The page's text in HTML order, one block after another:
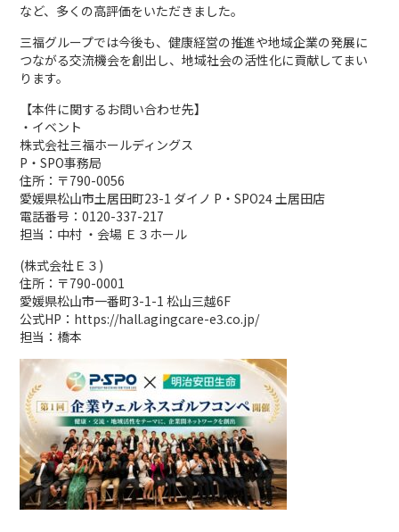
など、多くの高評価をいただきました。
三福グループでは今後も、健康経営の推進や地域企業の発展に
つながる交流機会を創出し、地域社会の活性化に貢献してまい
ります。
【本件に関するお問い合わせ先】
・イベント
株式会社三福ホールディングス
P・SPO事務局
住所：〒790-0056
愛媛県松山市土居田町23-1 ダイノ P・SPO24 土居田店
電話番号：0120-337-217
担当：中村 ・会場 Ｅ３ホール
(株式会社Ｅ３)
住所：〒790-0001
愛媛県松山市一番町3-1-1 松山三越6F
公式HP：https://hall.agingcare-e3.co.jp/
担当：橋本